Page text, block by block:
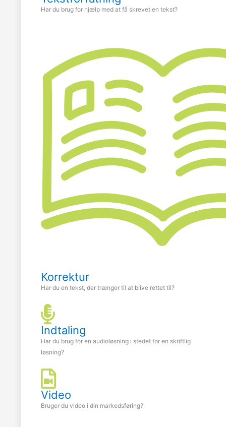
Har du brug for hjælp med at få skrevet en tekst?
Korrektur
Har du en tekst, der trænger til at blive rettet til?
Indtaling
Har du brug for en audioløsning i stedet for en skriftlig
løsning?
Video
Bruger du video i din markedsføring?